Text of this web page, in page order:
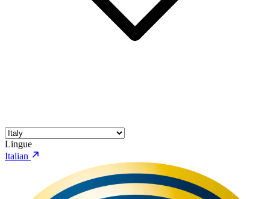
Lingue
Italian